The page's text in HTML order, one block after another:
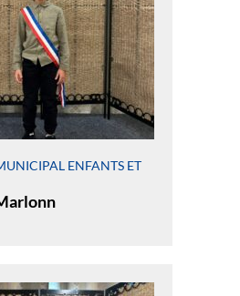
ENFANTS ET